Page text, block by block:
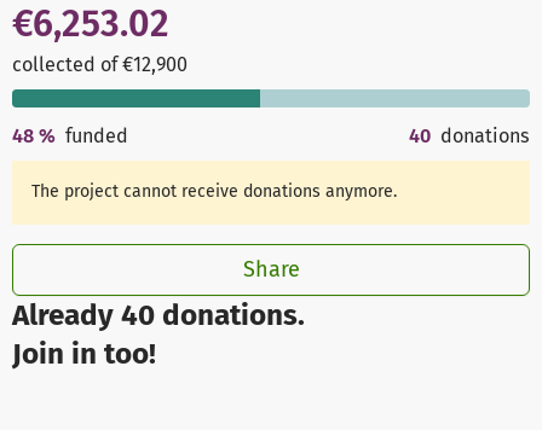
Already 40 donations.
Join in too!
€6,253.02
collected of €12,900
48 % funded 40 donations
The project cannot receive donations anymore.
Share